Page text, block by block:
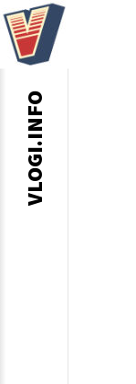
VLOGI.INFO